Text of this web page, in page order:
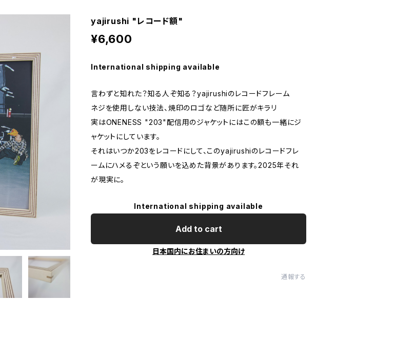
yajirushi "レコード額"
¥6,600
International shipping available
言わずと知れた？知る人ぞ知る？yajirushiのレコードフレーム
ネジを使用しない技法、焼印のロゴなど随所に匠がキラリ
実はONENESS "203"配信用のジャケットにはこの額も一緒にジ
ャケットにしています。
それはいつか203をレコードにして、このyajirushiのレコードフレ
ームにハメるぞという願いを込めた背景があります。2025年それ
が現実に。
International shipping available
Add to cart
日本国内にお住まいの方向け
通報する